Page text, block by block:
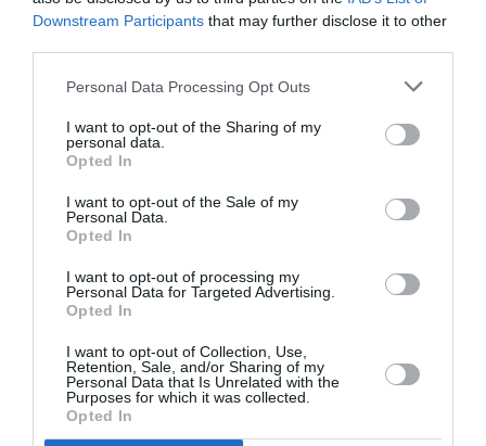
Downstream Participants that may further disclose it to other
Personal Data Processing Opt Outs
I want to opt-out of the Sharing of my
personal data.
Opted In
I want to opt-out of the Sale of my
Personal Data.
Opted In
I want to opt-out of processing my
Personal Data for Targeted Advertising.
Opted In
I want to opt-out of Collection, Use,
Retention, Sale, and/or Sharing of my
Personal Data that Is Unrelated with the
Purposes for which it was collected.
Opted In
Ώρα: 21.00
Τοποθεσία:
Βεάκειο Θέατρο, Πειραιάς
Βεάκειο Θέατρο
Eισιτήρια:
Κανονικό 17€ | Φοιτητικό,Ανέργων,ΑΜεΑ,Άνω των 65
Προπώληση:
Ακολουθήστε το Culturenow.gr στο
μάθετε πρώτοι όλες τις ειδήσεις